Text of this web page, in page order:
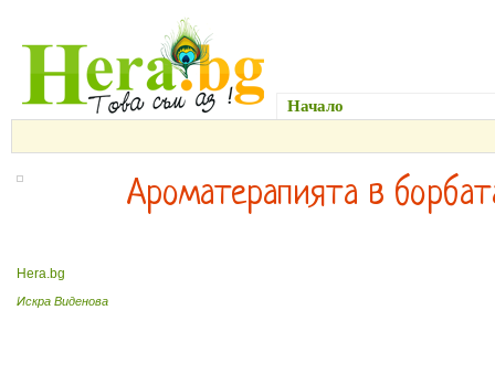
Начало
Ароматерапията в
Hera.bg
Искра Виденова